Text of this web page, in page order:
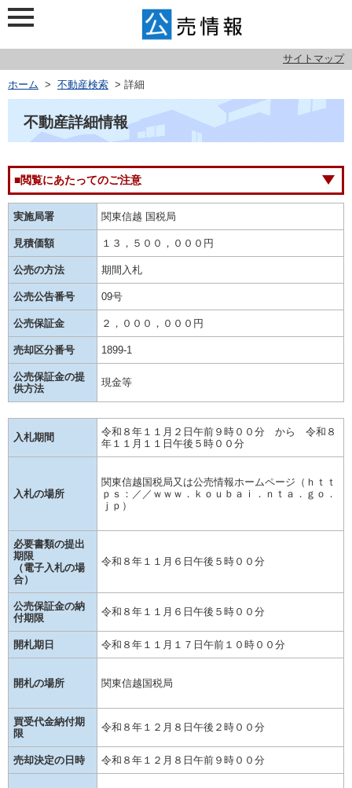
サイトマップ
ホーム > 不動産検索 > 詳細
不動産詳細情報
■閲覧にあたってのご注意
実施局署 関東信越 国税局
見積価額 １３，５００，０００円
公売の方法 期間入札
公売公告番号 09号
公売保証金 ２，０００，０００円
売却区分番号 1899-1
公売保証金の提
供方法
現金等
入札期間
令和８年１１月２日午前９時００分 から 令和８
年１１月１１日午後５時００分
入札の場所
関東信越国税局又は公売情報ホームページ（ｈｔｔ
ｐｓ：／／ｗｗｗ．ｋｏｕｂａｉ．ｎｔａ．ｇｏ．
ｊｐ）
必要書類の提出
期限
（電子入札の場
合）
令和８年１１月６日午後５時００分
公売保証金の納
付期限
令和８年１１月６日午後５時００分
開札期日 令和８年１１月１７日午前１０時００分
開札の場所 関東信越国税局
買受代金納付期
限
令和８年１２月８日午後２時００分
売却決定の日時 令和８年１２月８日午前９時００分